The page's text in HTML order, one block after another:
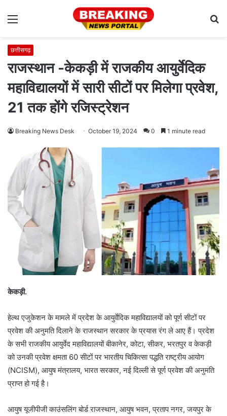
Menu
छत्तीसगढ़
राजस्थान -केकड़ी में राजकीय आयुर्वेदिक
महाविद्यालयों में सारी सीटों पर मिलेगा प्रवेश,
21 तक होंगे रजिस्ट्रेशन
Breaking News Desk October 19, 2024 0 1 minute read
केकड़ी.
हेल्थ एजुकेशन के मामले में प्रदेश के आयुर्वेदिक महाविद्यालयों को पूर्ण सीटों पर
प्रवेश की अनुमति दिलाने के राजस्थान सरकार के प्रयास रंग ले आए हैं। प्रदेश
के सभी राजकीय आयुर्वेद महाविद्यालयों बीकानेर, कोटा, सीकर, भरतपुर व केकड़ी
को उनकी प्रवेश क्षमता 60 सीटों पर भारतीय चिकित्सा पद्धति राष्ट्रीय आयोग
(NCISM), आयुष मंत्रालय, भारत सरकार, नई दिल्ली से पूर्ण प्रवेश की अनुमति
प्राप्त हो गई है।
आयुष यूजीपीजी काउंसलिंग बोर्ड राजस्थान, आयुष भवन, प्रताप नगर, जयपुर के